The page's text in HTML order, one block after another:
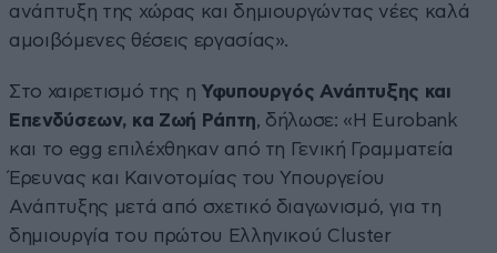
ανάπτυξη της χώρας και δημιουργώντας νέες καλά
αμοιβόμενες θέσεις εργασίας».
Στο χαιρετισμό της η Υφυπουργός Ανάπτυξης και
Επενδύσεων, κα Ζωή Ράπτη, δήλωσε: «Η Eurobank
και το egg επιλέχθηκαν από τη Γενική Γραμματεία
Έρευνας και Καινοτομίας του Υπουργείου
Ανάπτυξης μετά από σχετικό διαγωνισμό, για τη
δημιουργία του πρώτου Ελληνικού Cluster